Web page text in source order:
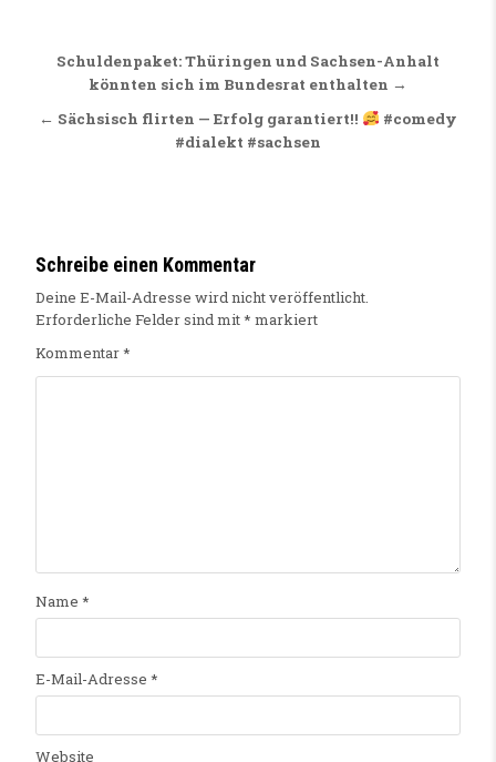
Beitragsnavigation
Schuldenpaket: Thüringen und Sachsen-Anhalt
könnten sich im Bundesrat enthalten →
← Sächsisch flirten — Erfolg garantiert!!
#comedy
#dialekt #sachsen
Schreibe einen Kommentar
Deine E-Mail-Adresse wird nicht veröffentlicht.
Erforderliche Felder sind mit* markiert
Kommentar*
Name *
E-Mail-Adresse *
Website